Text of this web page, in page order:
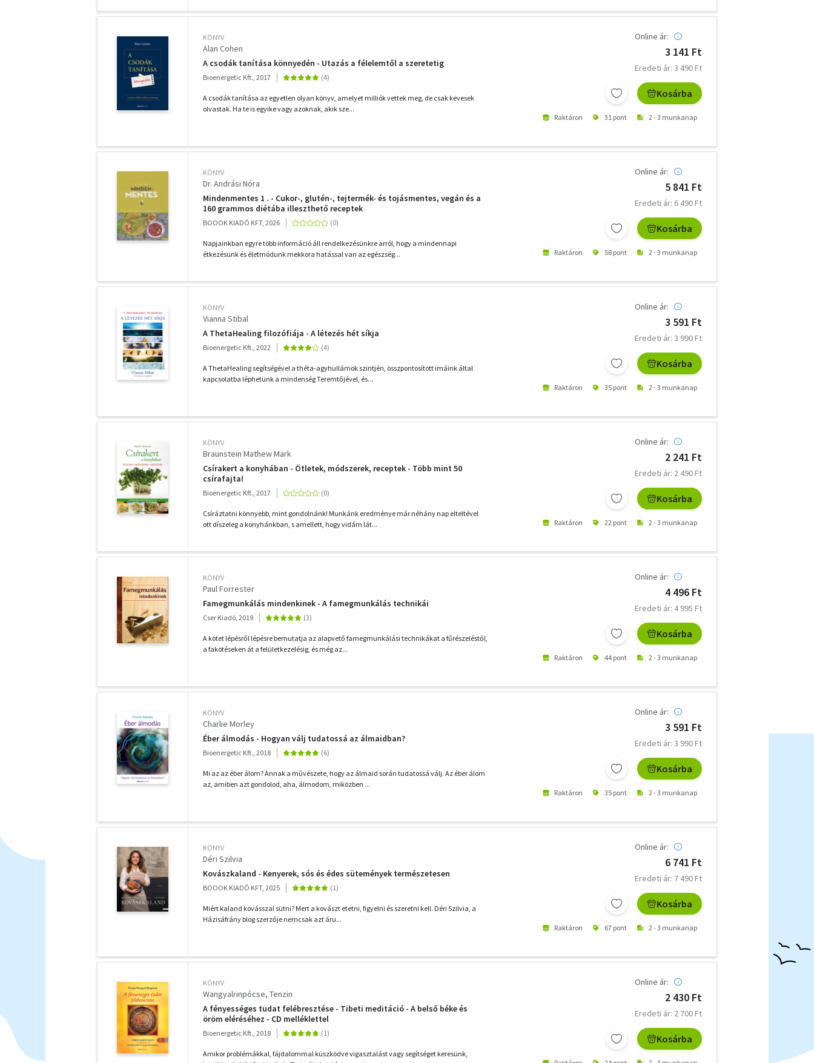
KÖNYV
Alan Cohen
A csodák tanítása könnyedén - Utazás a félelemtől a szeretetig
Bioenergetic Kft., 2017
A csodák tanítása az egyetlen olyan könyv, amelyet milliók vettek meg, de csak kevesek
olvastak. Ha te is egyike vagy azoknak, akik sze...
Online ár:
3 141 Ft
Eredeti ár: 3 490 Ft
Kosárba
Raktáron 31 pont 2 - 3 munkanap
KÖNYV
Dr. Andrási Nóra
Mindenmentes 1 . - Cukor-, glutén-, tejtermék- és tojásmentes, vegán és a
160 grammos diétába illeszthető receptek
BOOOK KIADÓ KFT, 2026
Napjainkban egyre több információ áll rendelkezésünkre arról, hogy a mindennapi
étkezésünk és életmódunk mekkora hatással van az egészség...
Online ár:
5 841 Ft
Eredeti ár: 6 490 Ft
Kosárba
Raktáron 58 pont 2 - 3 munkanap
KÖNYV
Vianna Stibal
A ThetaHealing filozófiája - A létezés hét síkja
Bioenergetic Kft., 2022
A ThetaHealing segítségével a théta-agyhullámok szintjén, összpontosított imáink által
kapcsolatba léphetünk a mindenség Teremtőjével, és...
Online ár:
3 591 Ft
Eredeti ár: 3 990 Ft
Kosárba
Raktáron 35 pont 2 - 3 munkanap
KÖNYV
Braunstein Mathew Mark
Csírakert a konyhában - Ötletek, módszerek, receptek - Több mint 50
csírafajta!
Bioenergetic Kft., 2017
Csíráztatni könnyebb, mint gondolnánk! Munkánk eredménye már néhány nap elteltével
ott díszeleg a konyhánkban, s amellett, hogy vidám lát...
Online ár:
2 241 Ft
Eredeti ár: 2 490 Ft
Kosárba
Raktáron 22 pont 2 - 3 munkanap
KÖNYV
Paul Forrester
Famegmunkálás mindenkinek - A famegmunkálás technikái
Cser Kiadó, 2019
A kötet lépésről lépésre bemutatja az alapvető famegmunkálási technikákat a fűrészeléstől,
a fakötéseken át a felületkezelésig, és még az...
Online ár:
4 496 Ft
Eredeti ár: 4 995 Ft
Kosárba
Raktáron 44 pont 2 - 3 munkanap
KÖNYV
Charlie Morley
Éber álmodás - Hogyan válj tudatossá az álmaidban?
Bioenergetic Kft., 2018
Mi az az éber álom? Annak a művészete, hogy az álmaid során tudatossá válj. Az éber álom
az, amiben azt gondolod, aha, álmodom, miközben ...
Online ár:
3 591 Ft
Eredeti ár: 3 990 Ft
Kosárba
Raktáron 35 pont 2 - 3 munkanap
KÖNYV
Déri Szilvia
Kovászkaland - Kenyerek, sós és édes sütemények természetesen
BOOOK KIADÓ KFT, 2025
Miért kaland kovásszal sütni? Mert a kovászt etetni, figyelni és szeretni kell. Déri Szilvia, a
Házisáfrány blog szerzője nemcsak azt áru...
Online ár:
6 741 Ft
Eredeti ár: 7 490 Ft
Kosárba
Raktáron 67 pont 2 - 3 munkanap
KÖNYV
Wangyalrinpócse, Tenzin
A fényességes tudat felébresztése - Tibeti meditáció - A belső béke és
öröm eléréséhez - CD melléklettel
Bioenergetic Kft., 2018
Amikor problémákkal, fájdalommal küszködve vigasztalást vagy segítséget keresünk,
Online ár:
2 430 Ft
Eredeti ár: 2 700 Ft
Kosárba